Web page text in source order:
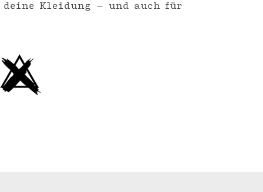
deine Kleidung – und auch für